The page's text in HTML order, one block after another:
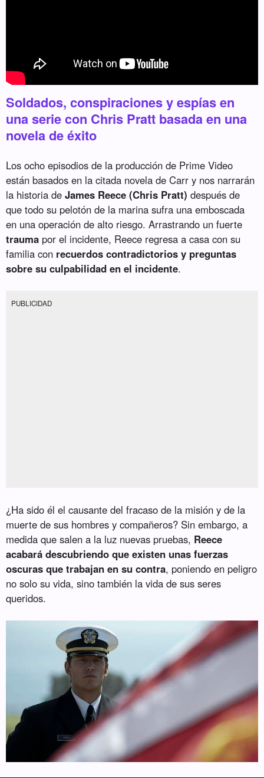
Soldados, conspiraciones y espías en
una serie con Chris Pratt basada en una
novela de éxito
Los ocho episodios de la producción de Prime Video
están basados en la citada novela de Carr y nos narrarán
la historia deJames Reece (Chris Pratt) después de
que todo su pelotón de la marina sufra una emboscada
en una operación de alto riesgo. Arrastrando un fuerte
trauma por el incidente, Reece regresa a casa con su
familia con recuerdos contradictorios y preguntas
sobre su culpabilidad en el incidente.
PUBLICIDAD
¿Ha sido él el causante del fracaso de la misión y de la
muerte de sus hombres y compañeros? Sin embargo, a
medida que salen a la luz nuevas pruebas, Reece
acabará descubriendo que existen unas fuerzas
oscuras que trabajan en su contra, poniendo en peligro
no solo su vida, sino también la vida de sus seres
queridos.